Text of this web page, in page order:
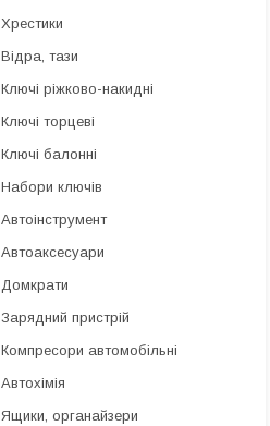
Хрестики
Відра, тази
Ключі ріжково-накидні
Ключі торцеві
Ключі балонні
Набори ключів
Автоінструмент
Автоаксесуари
Домкрати
Зарядний пристрій
Компресори автомобільні
Автохімія
Ящики, органайзери